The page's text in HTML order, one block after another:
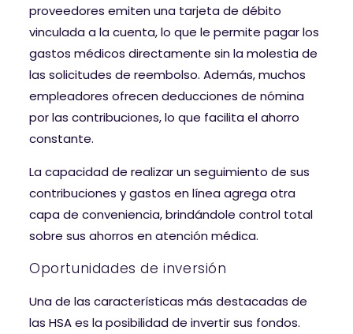
proveedores emiten una tarjeta de débito
vinculada a la cuenta, lo que le permite pagar los
gastos médicos directamente sin la molestia de
las solicitudes de reembolso. Además, muchos
empleadores ofrecen deducciones de nómina
por las contribuciones, lo que facilita el ahorro
constante.
La capacidad de realizar un seguimiento de sus
contribuciones y gastos en línea agrega otra
capa de conveniencia, brindándole control total
sobre sus ahorros en atención médica.
Oportunidades de inversión
Una de las características más destacadas de
las HSA es la posibilidad de invertir sus fondos.